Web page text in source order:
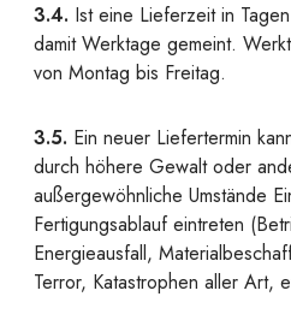
3.4. Ist eine Lieferzeit in
damit Werktage gemeint.
von Montag bis Freitag.
3.5. Ein neuer Liefertermin
durch höhere Gewalt oder
außergewöhnliche Umstände
Fertigungsablauf eintreten
Energieausfall,
Terror, Katastrophen aller Art,